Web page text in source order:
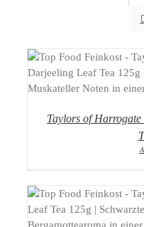
Taylors of